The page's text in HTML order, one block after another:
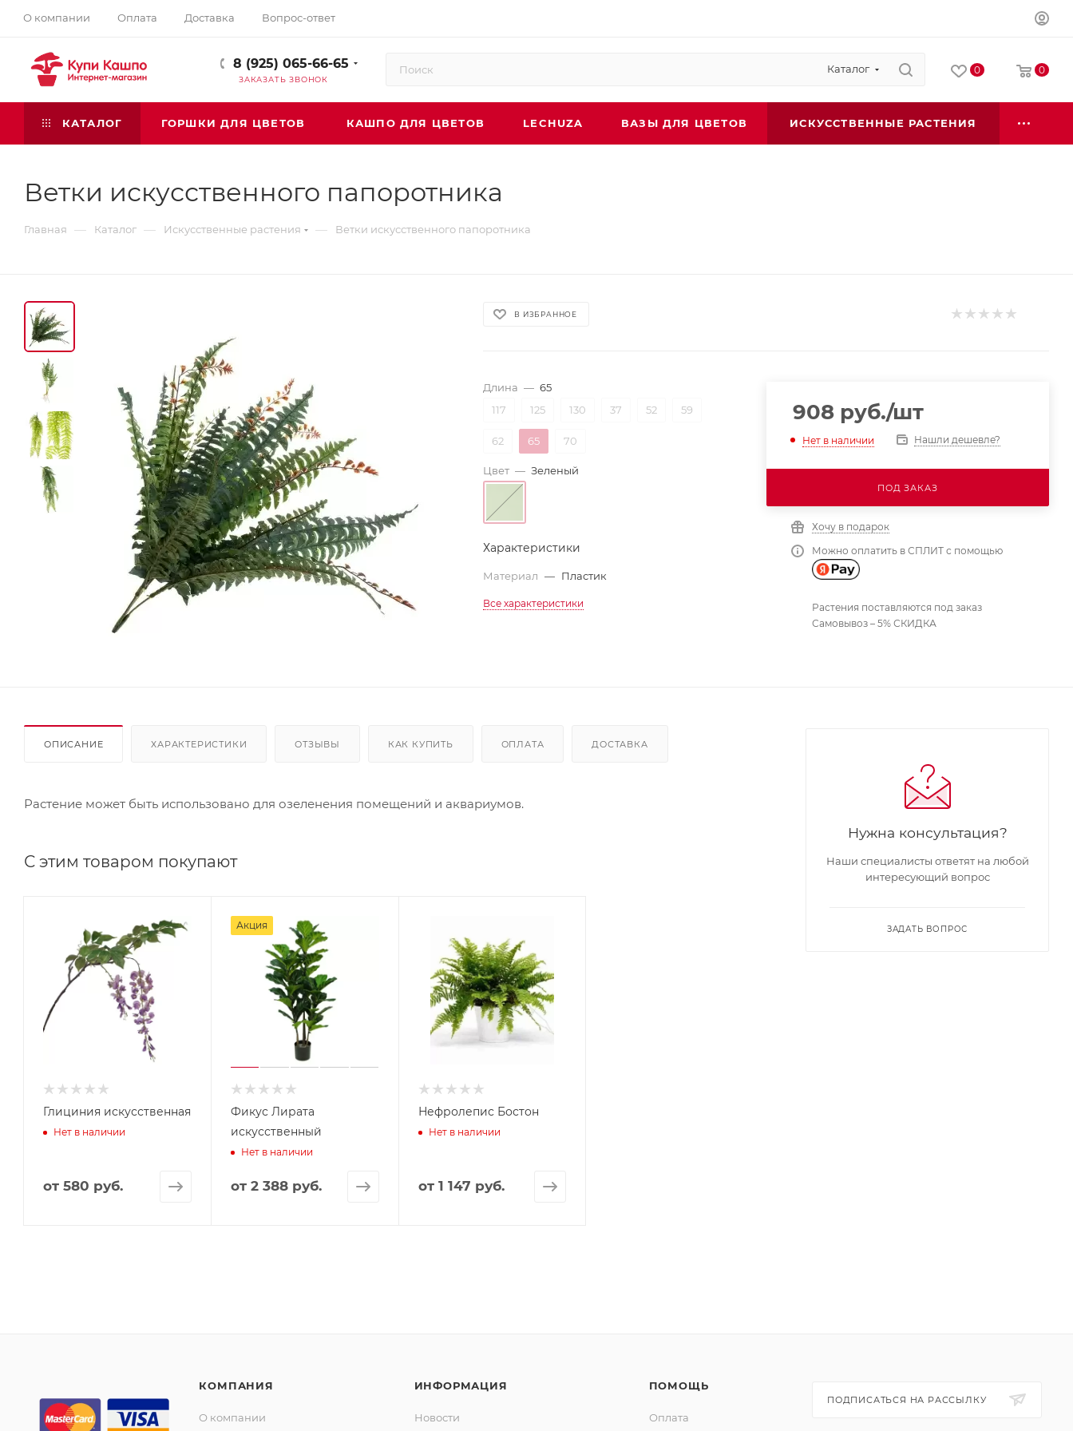
О компании Оплата Доставка Вопрос-ответ
8 (925) 065-66-65
ЗАКАЗАТЬ ЗВОНОК
Каталог 0 0
КАТАЛОГ ГОРШКИ ДЛЯ ЦВЕТОВ КАШПО ДЛЯ ЦВЕТОВ LECHUZA ВАЗЫ ДЛЯ ЦВЕТОВ ИСКУССТВЕННЫЕ РАСТЕНИЯ
Ветки искусственного папоротника
Главная — Каталог — Искусственные растения — Ветки искусственного папоротника
В ИЗБРАННОЕ
Длина — 65
117
125 130 37 52 59
62 65 70
Цвет — Зеленый
Характеристики
Материал — Пластик
Все характеристики
908руб./шт
Нет в наличии Нашли дешевле?
ПОД ЗАКАЗ
Хочу в подарок
Можно оплатить в СПЛИТ с помощью
Растения поставляются под заказ
Самовывоз – 5% СКИДКА
ОПИСАНИЕ ХАРАКТЕРИСТИКИ ОТЗЫВЫ КАК КУПИТЬ ОПЛАТА ДОСТАВКА
Растение может быть использовано для озеленения помещений и аквариумов.
С этим товаром покупают
Глициния искусственная
Нет в наличии
от 580 руб.
Акция
Фикус Лирата
искусственный
Нет в наличии
от 2 388 руб.
Нефролепис Бостон
Нет в наличии
от 1 147 руб.
Нужна консультация?
Наши специалисты ответят на любой
интересующий вопрос
ЗАДАТЬ ВОПРОС
КОМПАНИЯ
О компании
ИНФОРМАЦИЯ
Новости
ПОМОЩЬ
Оплата
ПОДПИСАТЬСЯ НА РАССЫЛКУ